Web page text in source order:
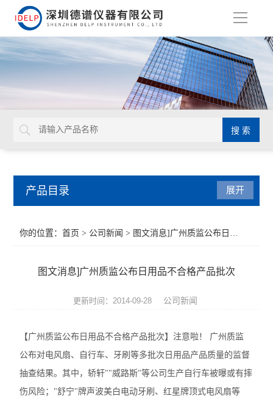
导
产品目录
ROHS分析仪
卤素检测仪
环保检测仪
展开
你的位置：首页 > 公司新闻 > 图文消息]广州质监公布日用品不合格产品批次
图文消息]广州质监公布日用品不合格产品批次
更新时间：2014-09-28 公司新闻
【广州质监公布日用品不合格产品批次】注意啦！ 广州质监
公布对电风扇、自行车、牙刷等多批次日用品产品质量的监督
抽查结果。其中，轿轩""威路斯"等公司生产自行车被曝或有摔
伤风险；"舒宁"牌声波美白电动牙刷、红星牌顶式电风扇等